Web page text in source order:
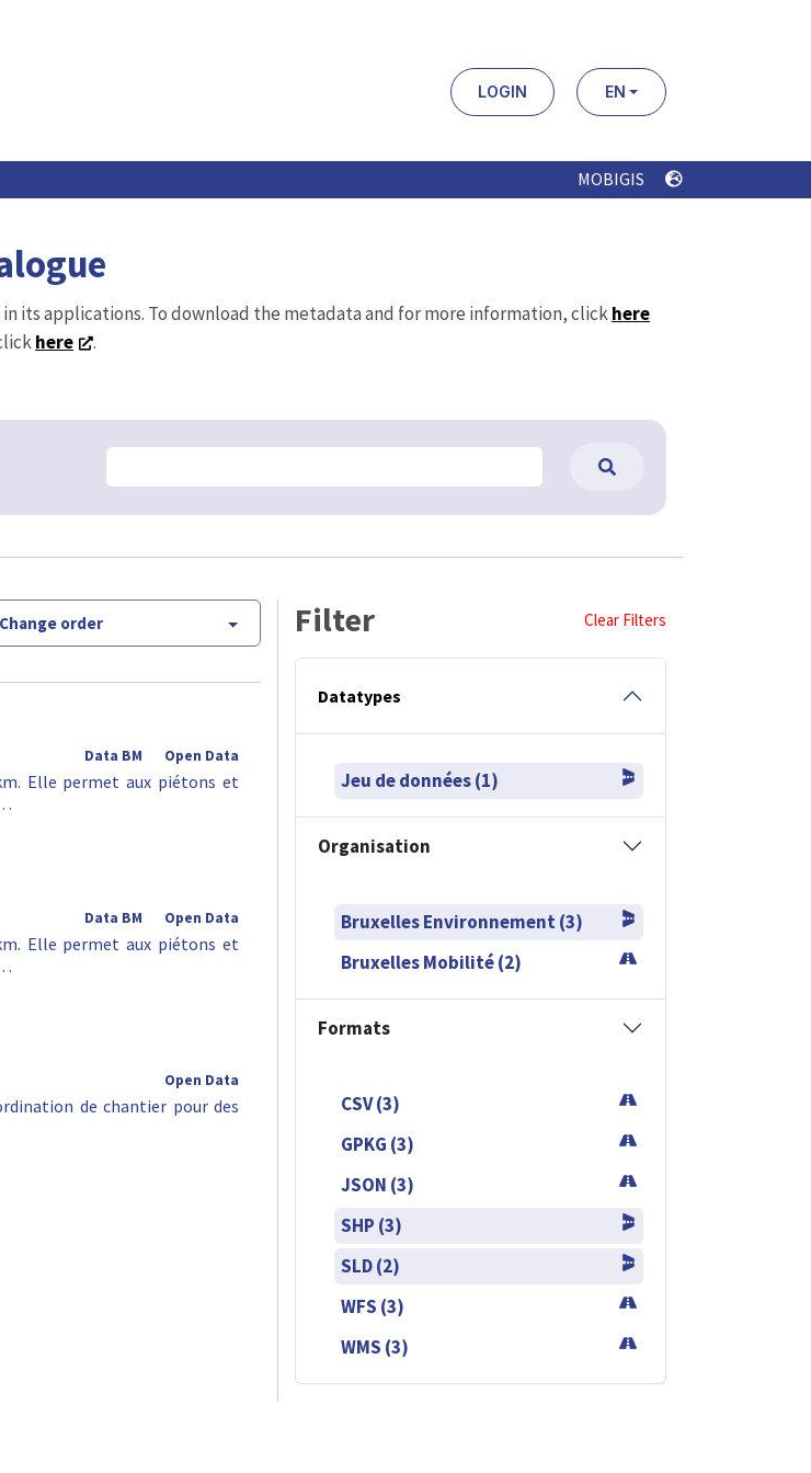
LOGIN EN
MOBIGIS
its applications. To download the metadata and for more information, clickhere
here .
Change order
Open Data
Data BM
Elle permet aux piétons et
Open Data
Data BM
Elle permet aux piétons et
Open Data
de chantier pour des
Filter Clear Filters
Datatypes
Jeu de données (1)
Organisation
Bruxelles Environnement (3)
Bruxelles Mobilité (2)
Formats
CSV (3)
GPKG (3)
JSON (3)
SHP (3)
SLD (2)
WFS (3)
WMS (3)